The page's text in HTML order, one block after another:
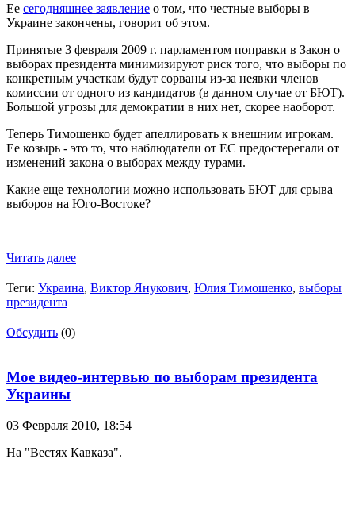
Ее сегодняшнее заявление о том, что честные выборы в
Украине закончены, говорит об этом.
Принятые 3 февраля 2009 г. парламентом поправки в Закон о
выборах президента минимизируют риск того, что выборы по
конкретным участкам будут сорваны из-за неявки членов
комиссии от одного из кандидатов (в данном случае от БЮТ).
Большой угрозы для демократии в них нет, скорее наоборот.
Теперь Тимошенко будет апеллировать к внешним игрокам.
Ее козырь - это то, что наблюдатели от ЕС предостерегали от
изменений закона о выборах между турами.
Какие еще технологии можно использовать БЮТ для срыва
выборов на Юго-Востоке?
Читать далее
Теги: Украина, Виктор Янукович, Юлия Тимошенко, выборы
президента
Обсудить (0)
Мое видео-интервью по выборам президента
Украины
03 Февраля 2010, 18:54
На "Вестях Кавказа".